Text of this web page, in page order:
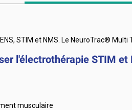
STIM et NMS. Le NeuroTrac® Multi
l'électrothérapie STIM et
musculaire